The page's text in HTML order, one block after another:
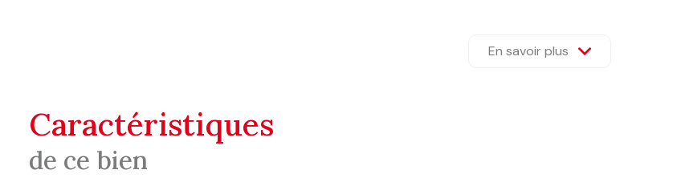
En savoir plus
caractéristiques
de ce bien